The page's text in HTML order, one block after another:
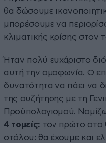
θα δώσουμε
μπορέσουμε να
κλιματικής κρίσης στον
Ήταν πολύ ευχάριστο
αυτή την ομοφωνία. Ο
δυνατότητα να πάει να
της συζήτησης με τη
Προϋπολογισμού.
4 τομείς: τον πρώτο στο
στόλου: θα έχουμε και